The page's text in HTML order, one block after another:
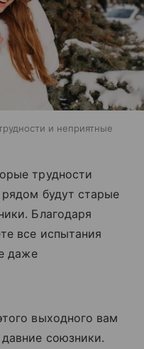
и неприятные
трудности
будут старые
Благодаря
все испытания
даже
выходного вам
союзники.